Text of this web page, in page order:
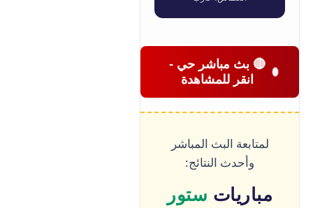
🔴 بث مباشر حي -
انقر للمشاهدة
لمتابعة البث المباشر
وأحدث النتائج:
مباريات ستور